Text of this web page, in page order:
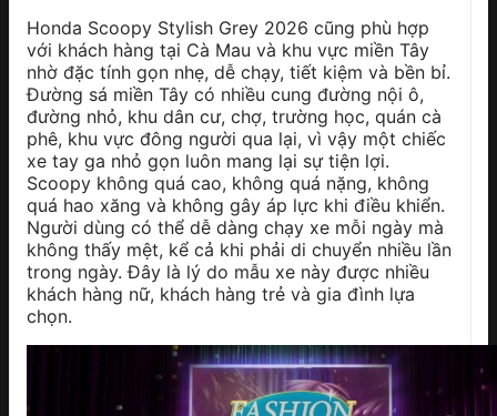
Honda Scoopy Stylish Grey 2026 cũng phù hợp
với khách hàng tại Cà Mau và khu vực miền Tây
nhờ đặc tính gọn nhẹ, dễ chạy, tiết kiệm và bền bỉ.
Đường sá miền Tây có nhiều cung đường nội ô,
đường nhỏ, khu dân cư, chợ, trường học, quán cà
phê, khu vực đông người qua lại, vì vậy một chiếc
xe tay ga nhỏ gọn luôn mang lại sự tiện lợi.
Scoopy không quá cao, không quá nặng, không
quá hao xăng và không gây áp lực khi điều khiển.
Người dùng có thể dễ dàng chạy xe mỗi ngày mà
không thấy mệt, kể cả khi phải di chuyển nhiều lần
trong ngày. Đây là lý do mẫu xe này được nhiều
khách hàng nữ, khách hàng trẻ và gia đình lựa
chọn.